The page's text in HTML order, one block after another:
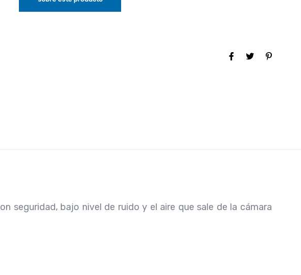
seguridad, bajo nivel de ruido y el aire que sale de la cámara